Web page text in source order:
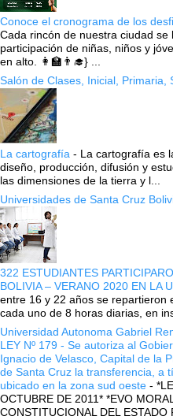
Conoce el cronograma de los
Cada rincón de nuestra ciudad
participación de niñas, niños y
en alto. 👩‍🏫👨‍🎓} ...
Salón de Clases, Inicial, Primaria,
La cartografía - La cartografía es
diseño, producción, difusión y
las dimensiones de la tierra y l...
Universidades de Santa Cruz
322 ESTUDIANTES
BOLIVIA – VERANO 2020 EN LA
entre 16 y 22 años se repartieron
cada uno de 8 horas diarias, en
Universidad Autonoma Gabriel
LEY Nº 179 - Se autoriza al
Ignacio de Velasco, Capital de la
de Santa Cruz la transferencia, a
ubicado en la zona sud oeste -
OCTUBRE DE 2011* *EVO
CONSTITUCIONAL DEL